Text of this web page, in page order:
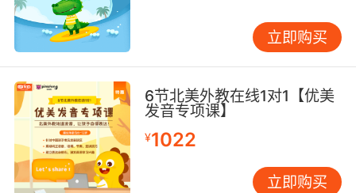
立即购买
6节北美外教在线1对1【优美
发音专项课】
¥1022
立即购买